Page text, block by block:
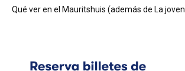
Qué ver en el Mauritshuis (además de La